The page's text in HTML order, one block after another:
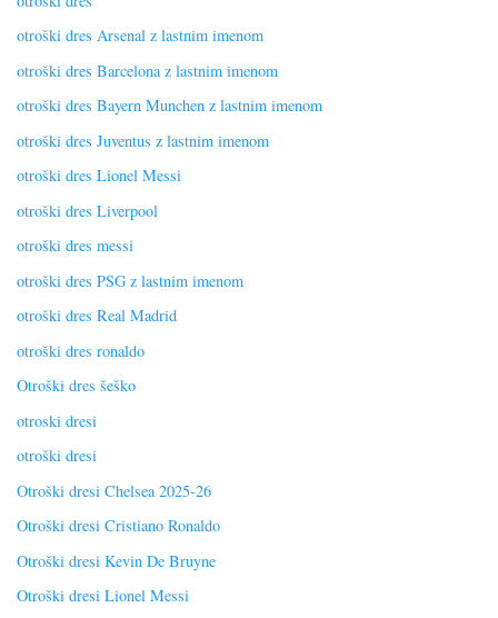
otroški dres Arsenal z lastnim imenom
otroški dres Barcelona z lastnim imenom
otroški dres Bayern Munchen z lastnim imenom
otroški dres Juventus z lastnim imenom
otroški dres Lionel Messi
otroški dres Liverpool
otroški dres messi
otroški dres PSG z lastnim imenom
otroški dres Real Madrid
otroški dres ronaldo
Otroški dres šeško
otroski dresi
otroški dresi
Otroški dresi Chelsea 2025-26
Otroški dresi Cristiano Ronaldo
Otroški dresi Kevin De Bruyne
Otroški dresi Lionel Messi